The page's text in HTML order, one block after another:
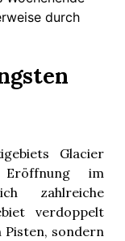
Glacier
im
zahlreiche
verdoppelt
Pisten, sondern